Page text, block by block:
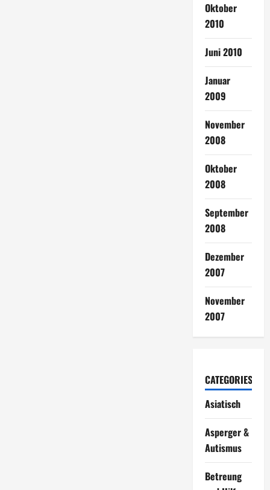
Oktober
2010
Juni 2010
Januar
2009
November
2008
Oktober
2008
September
2008
Dezember
2007
November
2007
CATEGORIES
Asiatisch
Asperger &
Autismus
Betreung